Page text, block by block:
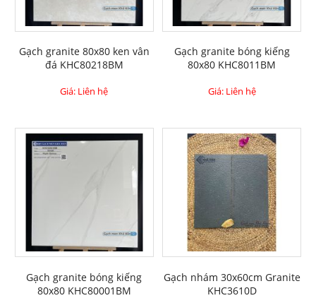
Gạch granite 80x80 ken vân
đá KHC80218BM
Giá: Liên hệ
Gạch granite bóng kiếng
80x80 KHC8011BM
Giá: Liên hệ
Gạch granite bóng kiếng
80x80 KHC80001BM
Gạch nhám 30x60cm Granite
KHC3610D